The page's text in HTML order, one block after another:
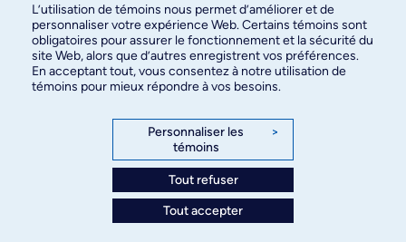
des relations publiques
3744, rue Jean-Brillant, bureau 490
Montréal (Québec) H3T 1P1
L’utilisation de témoins nous permet d’améliorer et de
personnaliser votre expérience Web. Certains témoins sont
obligatoires pour assurer le fonctionnement et la sécurité du
site Web, alors que d’autres enregistrent vos préférences.
En acceptant tout, vous consentez à notre utilisation de
témoins pour mieux répondre à vos besoins.
Personnaliser les
témoins
>
Tout refuser
Tout accepter